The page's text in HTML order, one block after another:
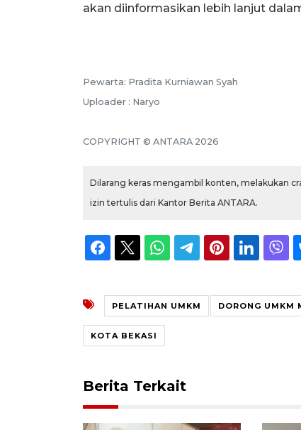
akan diinformasikan lebih lanjut
Pewarta: Pradita Kurniawan Syah
Uploader : Naryo
COPYRIGHT © ANTARA 2026
Dilarang keras mengambil konten, melakukan
izin tertulis dari Kantor Berita ANTARA.
PELATIHAN UMKM DORONG UMKM
KOTA BEKASI
Berita Terkait